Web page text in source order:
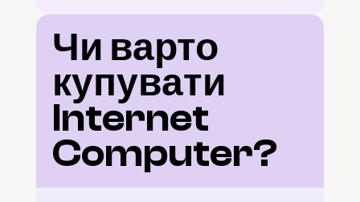
Чи варто
купувати
Internet
Computer?